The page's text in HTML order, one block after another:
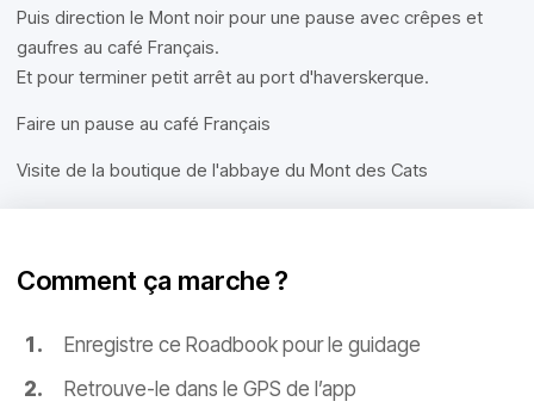
Puis direction le Mont noir pour une pause avec crêpes et
gaufres au café Français.
Et pour terminer petit arrêt au port d'haverskerque.
Faire un pause au café Français
Visite de la boutique de l'abbaye du Mont des Cats
Comment ça marche ?
Enregistre ce Roadbook pour le guidage
Retrouve-le dans le GPS de l’app